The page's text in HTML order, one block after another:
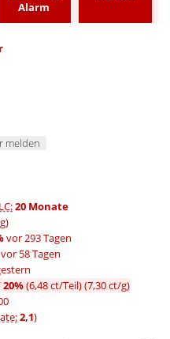
Alarm
melden
20 Monate
vor 293 Tagen
vor 58 Tagen
20%(6,48 ct/Teil)(7,30 ct/g)
2,1)